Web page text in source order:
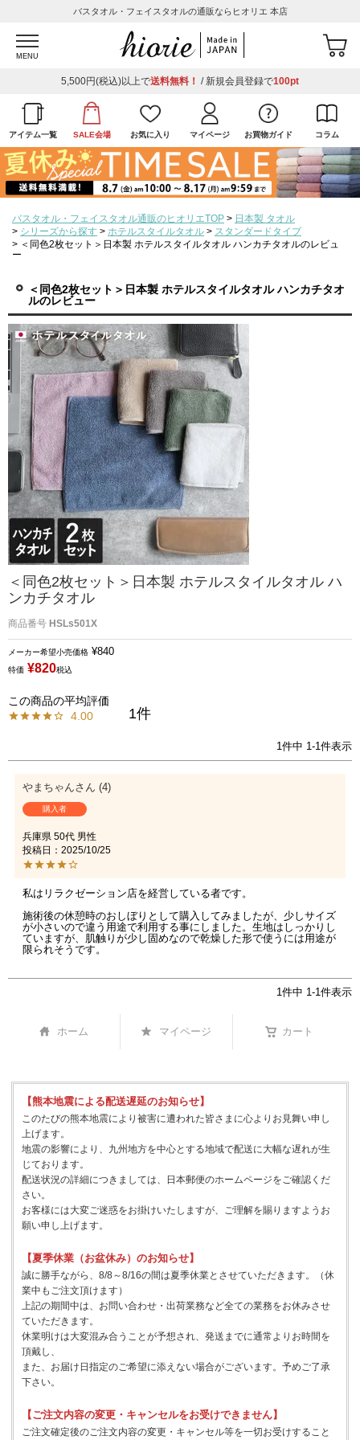
バスタオル・フェイスタオルの通販ならヒオリエ 本店
MENU
5,500円(税込)以上で送料無料！ / 新規会員登録で100pt
アイテム一覧 SALE会場 お気に入り マイページ お買物ガイド コラム
バスタオル・フェイスタオル通販のヒオリエTOP
日本製 タオル
シリーズから探す
ホテルスタイルタオル
スタンダードタイプ
＜同色2枚セット＞日本製 ホテルスタイルタオル ハンカチタオルのレビュ
ー
＜同色2枚セット＞日本製 ホテルスタイルタオル ハンカチタオ
ルのレビュー
＜同色2枚セット＞日本製 ホテルスタイルタオル ハ
ンカチタオル
商品番号 HSLs501X
メーカー希望小売価格 ¥840
特価 ¥820税込
4.00 1
1件中 1-1件表示
やまちゃん 4
購入者
兵庫県 50代 男性
投稿日
2025/10/25
私はリラクゼーション店を経営している者です。
施術後の休憩時のおしぼりとして購入してみましたが、少しサイズ
が小さいので違う用途で利用する事にしました。生地はしっかりし
ていますが、肌触りが少し固めなので乾燥した形で使うには用途が
限られそうです。
1件中 1-1件表示
ホーム マイページ カート
【熊本地震による配送遅延のお知らせ】
このたびの熊本地震により被害に遭われた皆さまに心よりお見舞い申し
上げます。
地震の影響により、九州地方を中心とする地域で配送に大幅な遅れが生
じております。
配送状況の詳細につきましては、日本郵便のホームページをご確認くだ
さい。
お客様には大変ご迷惑をお掛けいたしますが、ご理解を賜りますようお
願い申し上げます。
【夏季休業（お盆休み）のお知らせ】
誠に勝手ながら、8/8～8/16の間は夏季休業とさせていただきます。（休
業中もご注文頂けます）
上記の期間中は、お問い合わせ・出荷業務など全ての業務をお休みさせ
ていただきます。
休業明けは大変混み合うことが予想され、発送までに通常よりお時間を
頂戴し、
また、お届け日指定のご希望に添えない場合がございます。予めご了承
下さい。
【ご注文内容の変更・キャンセルをお受けできません】
ご注文確定後のご注文内容の変更・キャンセル等を一切お受けすること